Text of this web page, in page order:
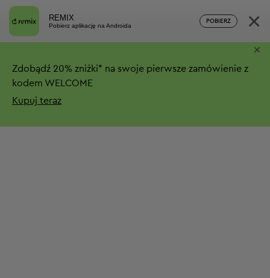
REMIX
Pobierz aplikację na Androida
POBIERZ ×
Zdobądź 20% zniżki* na swoje pierwsze zamówienie z
kodem WELCOME
Kupuj teraz
×